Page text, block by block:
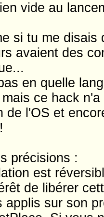
vide au
si tu me disais
avaient des
en quelle
ce hack
de l'OS et
précisions :
est
de libérer
applis sur son